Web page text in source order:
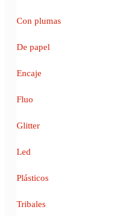
Con plumas
De papel
Encaje
Fluo
Glitter
Led
Plásticos
Tribales